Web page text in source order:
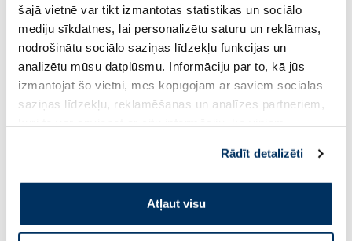
šajā vietnē var tikt izmantotas statistikas un sociālo
mediju sīkdatnes, lai personalizētu saturu un reklāmas,
nodrošinātu sociālo saziņas līdzekļu funkcijas un
analizētu mūsu datplūsmu. Informāciju par to, kā jūs
izmantojat šo vietni, mēs kopīgojam ar saviem sociālās
saziņas līdzekļu, reklamēšanas un analīzes partneriem,
pakalpojumus. Ja piekrītat šo papildu sīkdatņu
izmantošanai, lūdzu, atzīmējiet savu izvēli:
Rādīt detalizēti
Atļaut visu
Page 1 of 10
Saules aizsardzībai vasarā ☀️